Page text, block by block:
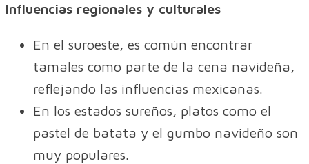
Influencias regionales y culturales
En el suroeste, es común encontrar
tamales como parte de la cena navideña,
reflejando las influencias mexicanas.
En los estados sureños, platos como el
pastel de batata y el gumbo navideño son
muy populares.